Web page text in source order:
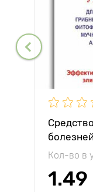
Кол-во в
1.49